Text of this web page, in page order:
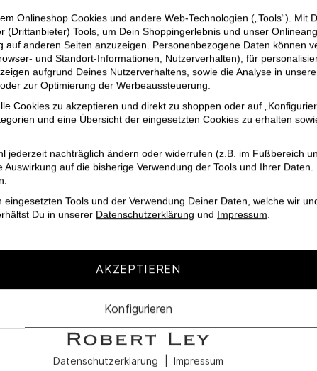
1% Elasthan
die
Lass Dich in
unseren
uns auf Dich!
Onlineshop Cookies und andere Web-Technologien („Tools“). Mit
(Drittanbieter) Tools, um Dein Shoppingerlebnis und unser
auf anderen Seiten anzuzeigen. Personenbezogene Daten können
und Standort-Informationen, Nutzerverhalten), für
aufgrund Deines Nutzerverhaltens, sowie die Analyse in
zur Optimierung der Werbeaussteuerung.
Cookies zu akzeptieren und direkt zu shoppen oder auf
und eine Übersicht der eingesetzten Cookies zu erhalten
jederzeit nachträglich ändern oder widerrufen (z.B. im Fußbereich
Auswirkung auf die bisherige Verwendung der Tools und Ihrer
Tools und der Verwendung Deiner Daten, welche wir
Du in unserer Datenschutzerklärung und Impressum
AKZEPTIEREN
Konfigurieren
Datenschutzerklärung Impressum